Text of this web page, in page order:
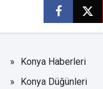
Konya Haberleri
Konya Düğünleri